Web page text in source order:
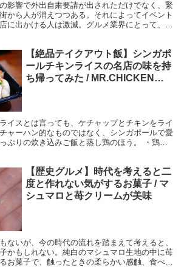
影響で外出自粛要請が出されただけでなく、緊
から人が消えつつある。それによってイベント
に出かける人は激減。グルメ業界にとって、ま
【絶品テイクアウト飯】シンガポ
ールチキンライスの名店の味を持
ち帰ってみた / MR.CHICKEN鶏
イスとは言っても、ケチャップとチキンをライ
ャーハン的なものではなく、シンガポールで愛
ぷりの炊き込みご飯と蒸し鶏のほう。 ・鶏ダ
【歴史グルメ】時代を考えると二
度と作れない気がするお菓子 / マ
シュマロと苺クリームが美味
ないが、今の時代の流れを踏まえて考えると、
かもしれない。純白のマシュマロ生地の中に苺
お菓子で、触ったときの柔らかい感触、食べた